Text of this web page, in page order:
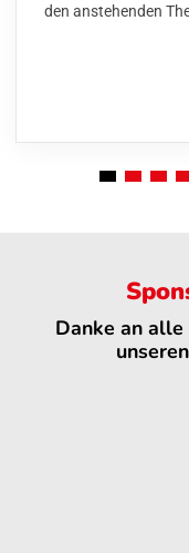
den anstehenden
Danke an